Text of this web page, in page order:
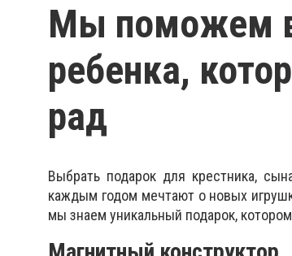
Мы поможем
ребенка,
рад
Выбрать подарок для крестника,
каждым годом мечтают о новых
мы знаем уникальный подарок,